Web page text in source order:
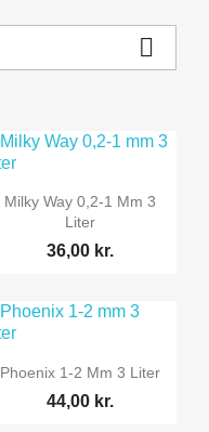

 Vis her
Milky Way 0,2-1 Mm 3
Liter
36,00 kr.
 Vis her
Phoenix 1-2 Mm 3 Liter
44,00 kr.